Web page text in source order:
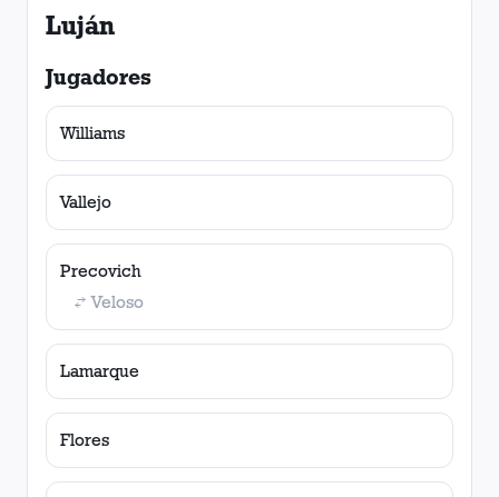
Luján
Jugadores
Williams
Vallejo
Precovich
Veloso
Lamarque
Flores